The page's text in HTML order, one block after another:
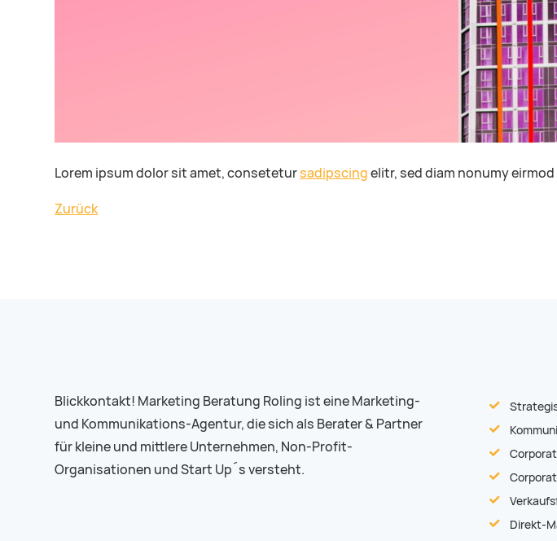
Lorem ipsum dolor sit amet, consetetursadipscingelitr, sed diam nonumy
Zurück
Blickkontakt! Marketing Beratung Roling ist eine Marketing-
und Kommunikations-Agentur, die sich als Berater & Partner
für kleine und mittlere Unternehmen, Non-Profit-
Organisationen und Start Up´s versteht.
Direkt-